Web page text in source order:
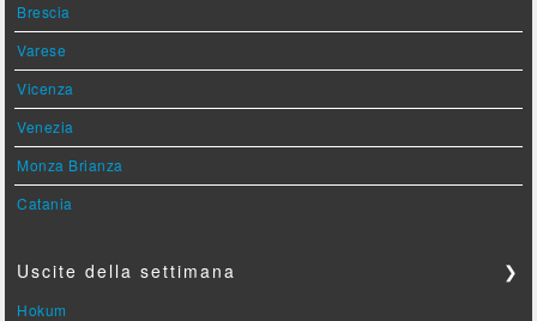
Brescia
Varese
Vicenza
Venezia
Monza Brianza
Catania
Uscite della settimana ❯
Hokum